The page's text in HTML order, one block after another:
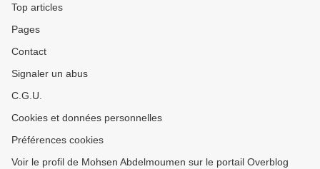
Top articles
Pages
Contact
Signaler un abus
C.G.U.
Cookies et données personnelles
Préférences cookies
Voir le profil de Mohsen Abdelmoumen sur le portail Overblog